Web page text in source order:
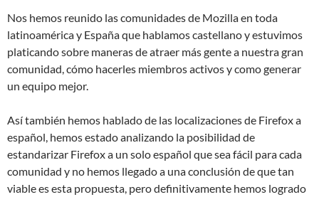
Nos hemos reunido las comunidades de Mozilla en toda
latinoamérica y España que hablamos castellano y estuvimos
platicando sobre maneras de atraer más gente a nuestra gran
comunidad, cómo hacerles miembros activos y como generar
un equipo mejor.
Así también hemos hablado de las localizaciones de Firefox a
español, hemos estado analizando la posibilidad de
estandarizar Firefox a un solo español que sea fácil para cada
comunidad y no hemos llegado a una conclusión de que tan
viable es esta propuesta, pero definitivamente hemos logrado